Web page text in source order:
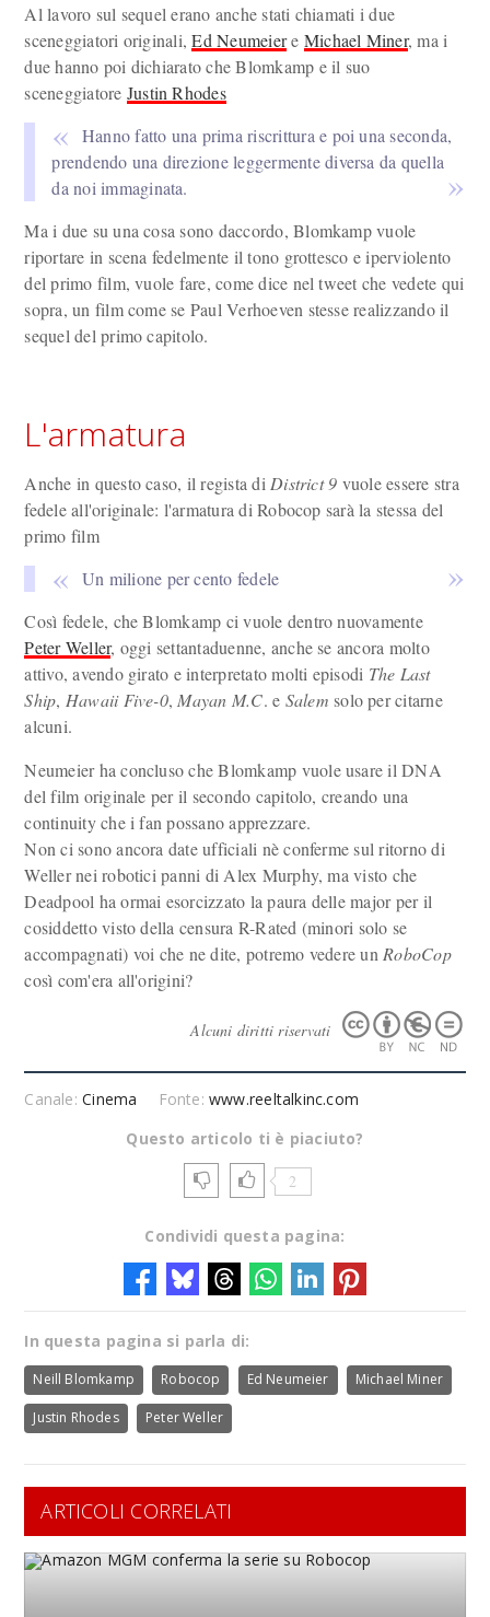
Al lavoro sul sequel erano anche stati chiamati i due
sceneggiatori originali,Ed Neumeiere Michael Miner, ma i
due hanno poi dichiarato che Blomkamp e il suo
sceneggiatore Justin Rhodes
Hanno fatto una prima riscrittura e poi una seconda,
prendendo una direzione leggermente diversa da quella
da noi immaginata.
Ma i due su una cosa sono daccordo, Blomkamp vuole
riportare in scena fedelmente il tono grottesco e iperviolento
del primo film, vuole fare, come dice nel tweet che vedete qui
sopra, un film come se Paul Verhoeven stesse realizzando il
sequel del primo capitolo.
L'armatura
Anche in questo caso, il regista di District 9 vuole essere stra
fedele all'originale: l'armatura di Robocop sarà la stessa del
primo film
Un milione per cento fedele
Così fedele, che Blomkamp ci vuole dentro nuovamente
Peter Weller, oggi settantaduenne, anche se ancora molto
attivo, avendo girato e interpretato molti episodi The Last
Ship, Hawaii Five-0, Mayan M.C. e Salem solo per citarne
alcuni.
Neumeier ha concluso che Blomkamp vuole usare il DNA
del film originale per il secondo capitolo, creando una
continuity che i fan possano apprezzare.
Non ci sono ancora date ufficiali nè conferme sul ritorno di
Weller nei robotici panni di Alex Murphy, ma visto che
Deadpool ha ormai esorcizzato la paura delle major per il
cosiddetto visto della censura R-Rated (minori solo se
accompagnati) voi che ne dite, potremo vedere un RoboCop
così com'era all'origini?
Alcuni diritti riservati
Canale:Cinema Fonte:www.reeltalkinc.com
Questo articolo ti è piaciuto?
2
Condividi questa pagina:
In questa pagina si parla di:
Neill Blomkamp Robocop Ed Neumeier Michael Miner
Justin Rhodes Peter Weller
ARTICOLI CORRELATI